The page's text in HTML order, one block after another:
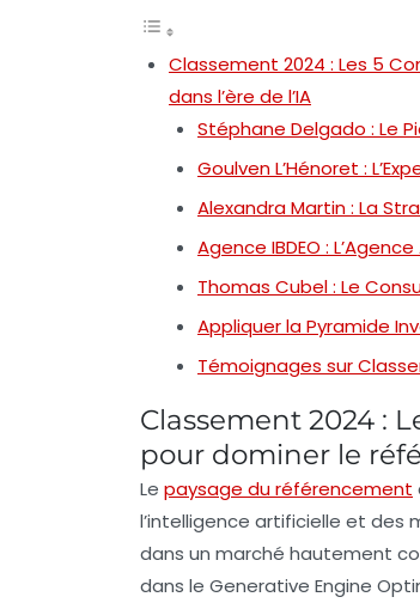
Classement 2024 : Les 5
dans l’ère de l’IA
Stéphane Delgado : Le
Goulven L’Hénoret :
Alexandra Martin : La
Agence IBDEO :
Thomas Cubel : Le
Appliquer la Pyramide
Témoignages sur
Classement 2024 :
pour dominer le
Le paysage du référencement
l’intelligence artificielle et des
dans un marché hautement
dans le Generative Engine